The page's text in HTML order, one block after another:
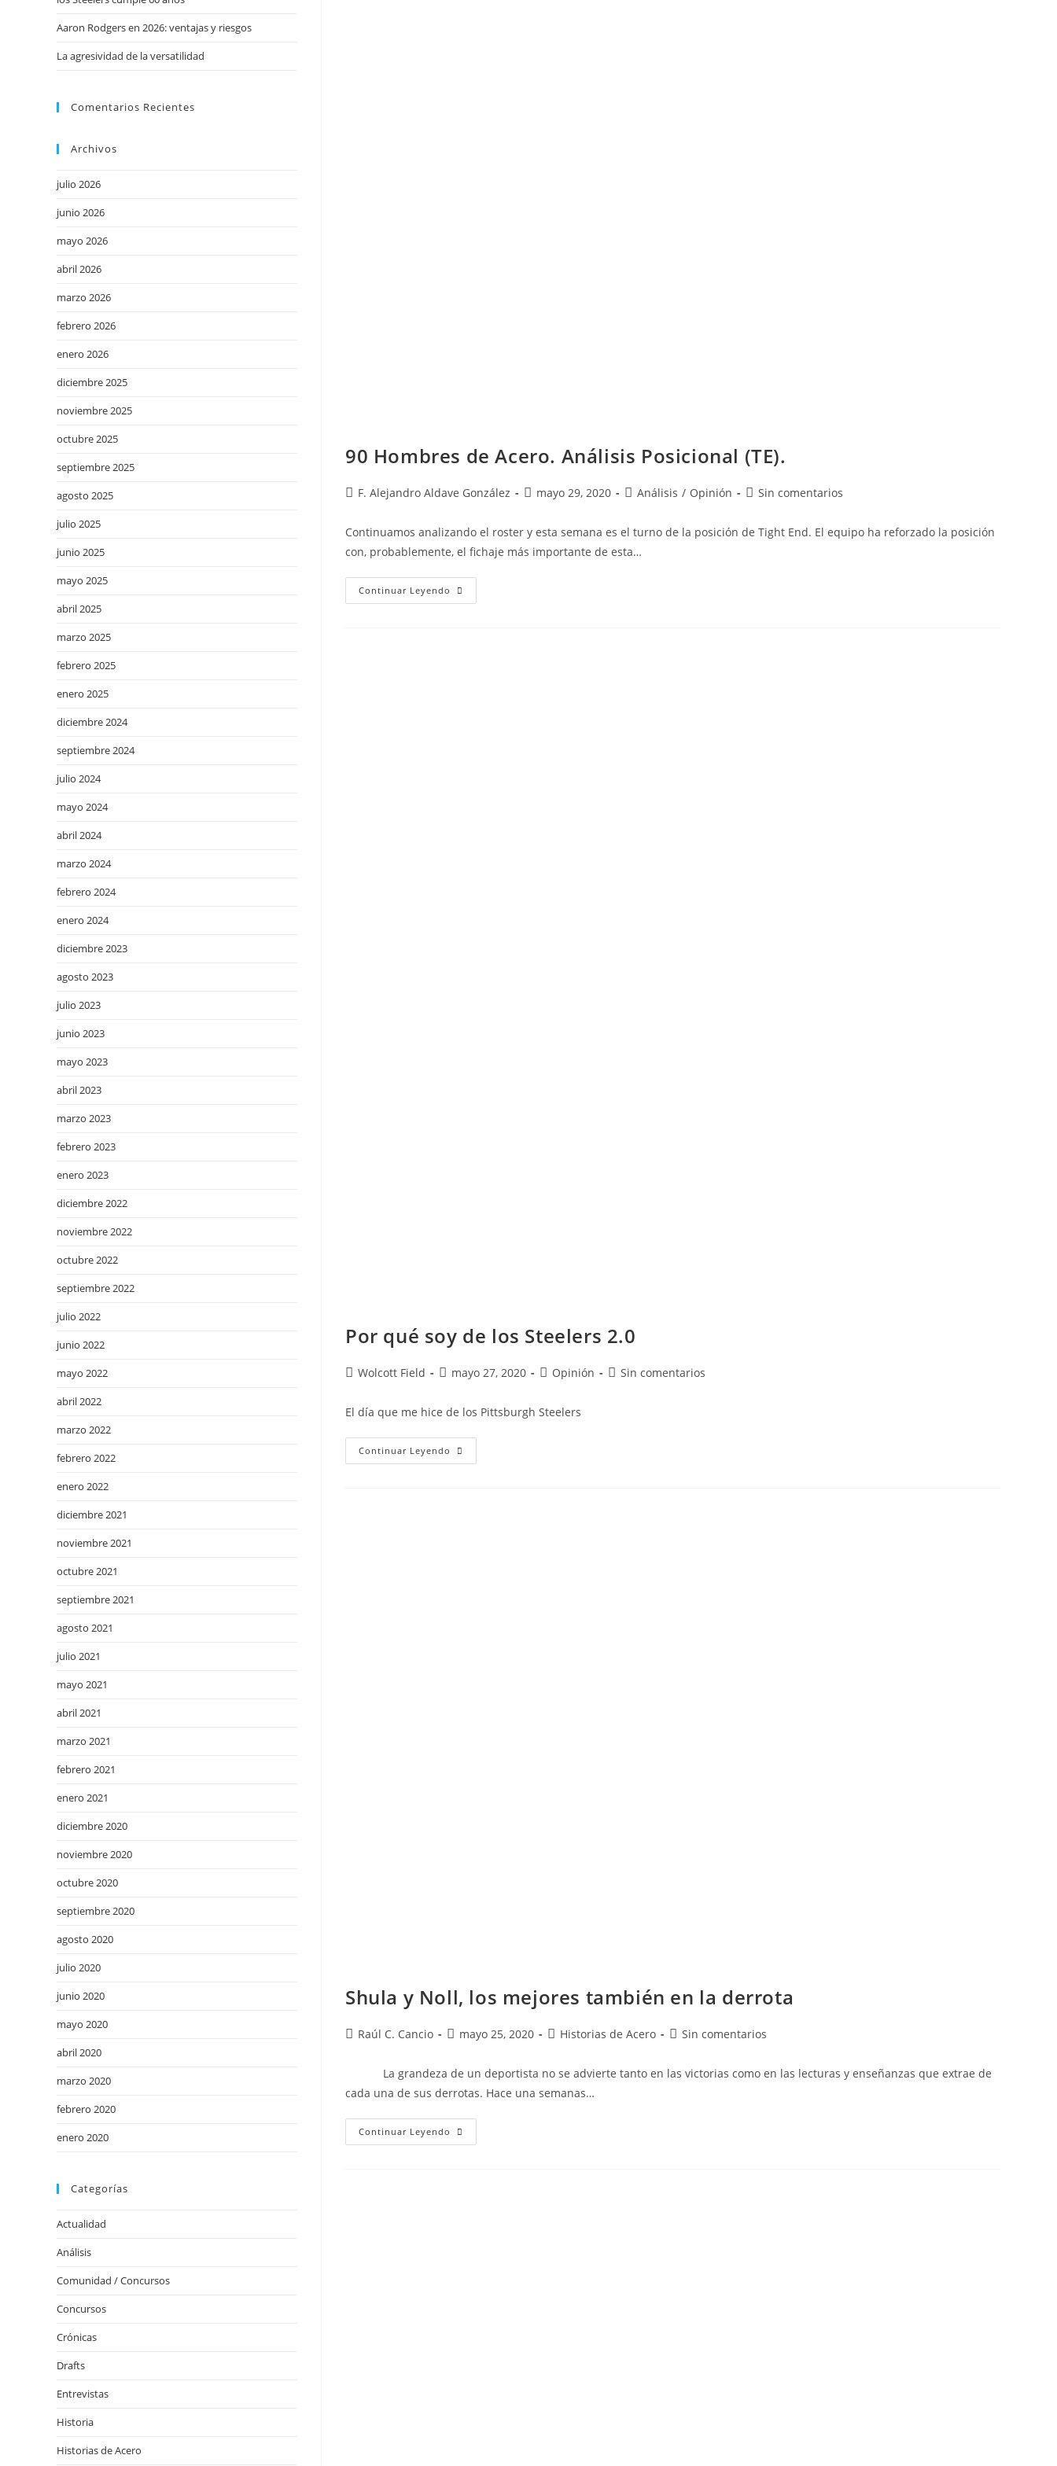
90 Hombres de Acero. Análisis Posicional (TE).
F. Alejandro Aldave González mayo 29, 2020 Análisis / Opinión Sin comentarios
Continuamos analizando el roster y esta semana es el turno de la posición de Tight End. El equipo ha reforzado la posición
con, probablemente, el fichaje más importante de esta…
Continuar Leyendo
Por qué soy de los Steelers 2.0
Wolcott Field mayo 27, 2020 Opinión Sin comentarios
El día que me hice de los Pittsburgh Steelers
Continuar Leyendo
Shula y Noll, los mejores también en la derrota
Raúl C. Cancio mayo 25, 2020 Historias de Acero Sin comentarios
La grandeza de un deportista no se advierte tanto en las victorias como en las lecturas y enseñanzas que extrae de
cada una de sus derrotas. Hace una semanas…
Continuar Leyendo
Aaron Rodgers en 2026: ventajas y riesgos
La agresividad de la versatilidad
Comentarios Recientes
Archivos
julio 2026
junio 2026
mayo 2026
abril 2026
marzo 2026
febrero 2026
enero 2026
diciembre 2025
noviembre 2025
octubre 2025
septiembre 2025
agosto 2025
julio 2025
junio 2025
mayo 2025
abril 2025
marzo 2025
febrero 2025
enero 2025
diciembre 2024
septiembre 2024
julio 2024
mayo 2024
abril 2024
marzo 2024
febrero 2024
enero 2024
diciembre 2023
agosto 2023
julio 2023
junio 2023
mayo 2023
abril 2023
marzo 2023
febrero 2023
enero 2023
diciembre 2022
noviembre 2022
octubre 2022
septiembre 2022
julio 2022
junio 2022
mayo 2022
abril 2022
marzo 2022
febrero 2022
enero 2022
diciembre 2021
noviembre 2021
octubre 2021
septiembre 2021
agosto 2021
julio 2021
mayo 2021
abril 2021
marzo 2021
febrero 2021
enero 2021
diciembre 2020
noviembre 2020
octubre 2020
septiembre 2020
agosto 2020
julio 2020
junio 2020
mayo 2020
abril 2020
marzo 2020
febrero 2020
enero 2020
Categorías
Actualidad
Análisis
Comunidad / Concursos
Concursos
Crónicas
Drafts
Entrevistas
Historia
Historias de Acero